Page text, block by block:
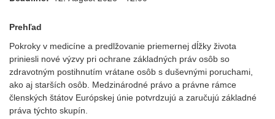
Prehľad
Pokroky v medicíne a predlžovanie priemernej dĺžky života
priniesli nové výzvy pri ochrane základných práv osôb so
zdravotným postihnutím vrátane osôb s duševnými poruchami,
ako aj starších osôb. Medzinárodné právo a právne rámce
členských štátov Európskej únie potvrdzujú a zaručujú základné
práva týchto skupín.